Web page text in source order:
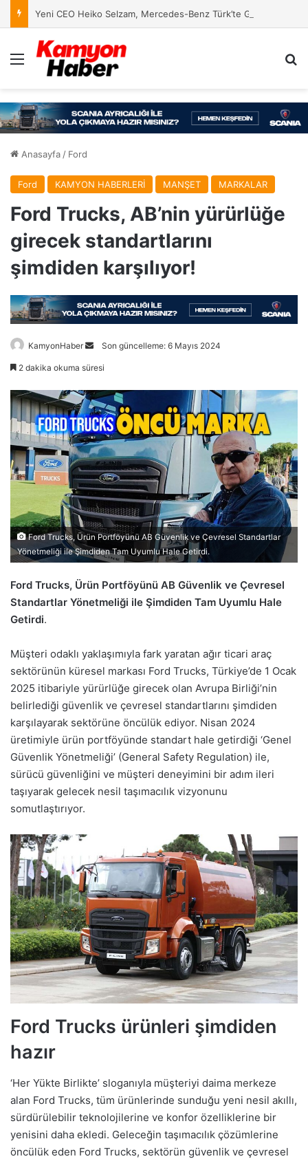
Menü
Anasayfa / Ford
Ford KAMYON HABERLERİ MANŞET MARKALAR
Ford Trucks, AB’nin yürürlüğe
girecek standartlarını
şimdiden karşılıyor!
KamyonHaber
Bir
göndermek
Son güncelleme: 6 Mayıs 2024
2 dakika okuma süresi
Ford Trucks, Ürün Portföyünü AB Güvenlik ve Çevresel Standartlar
Yönetmeliği ile Şimdiden Tam Uyumlu Hale Getirdi.
Ford Trucks, Ürün Portföyünü AB Güvenlik ve Çevresel
Standartlar Yönetmeliği ile Şimdiden Tam Uyumlu Hale
Getirdi.
Müşteri odaklı yaklaşımıyla fark yaratan ağır ticari araç
sektörünün küresel markası Ford Trucks, Türkiye’de 1 Ocak
2025 itibariyle yürürlüğe girecek olan Avrupa Birliği’nin
belirlediği güvenlik ve çevresel standartlarını şimdiden
karşılayarak sektörüne öncülük ediyor. Nisan 2024
üretimiyle ürün portföyünde standart hale getirdiği ‘Genel
Güvenlik Yönetmeliği’ (General Safety Regulation) ile,
sürücü güvenliğini ve müşteri deneyimini bir adım ileri
taşıyarak gelecek nesil taşımacılık vizyonunu
somutlaştırıyor.
Ford Trucks ürünleri şimdiden
hazır
‘Her Yükte Birlikte’ sloganıyla müşteriyi daima merkeze
alan Ford Trucks, tüm ürünlerinde sunduğu yeni nesil akıllı,
sürdürülebilir teknolojilerine ve konfor özelliklerine bir
yenisini daha ekledi. Geleceğin taşımacılık çözümlerine
öncülük eden Ford Trucks, sektörün güvenlik ve çevresel